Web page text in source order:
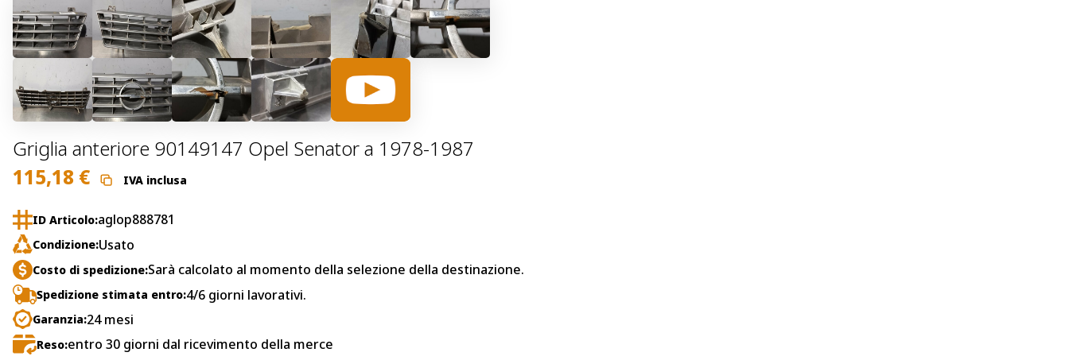
Griglia anteriore 90149147 Opel Senator a 1978-1987
115,18 € IVA inclusa
ID Articolo:aglop888781
Condizione:Usato
Costo di spedizione:Sarà calcolato al momento della selezione della destinazione.
Spedizione stimata entro:4/6 giorni lavorativi.
Garanzia:24 mesi
Reso:entro 30 giorni dal ricevimento della merce